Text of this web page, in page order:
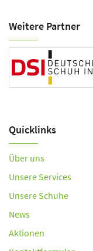
Weitere Partner
Quicklinks
Über uns
Unsere Services
Unsere Schuhe
News
Aktionen